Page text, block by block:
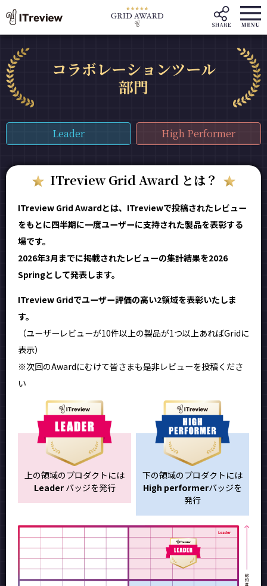
コラボレーションツール
部門
Leader High Performer
ITreview Grid Award とは？
ITreview Grid Awardとは、ITreviewで投稿されたレビュー
をもとに四半期に一度ユーザーに支持された製品を表彰する
場です。
2026年3月までに掲載されたレビューの集計結果を2026
Springとして発表します。
ITreview Gridでユーザー評価の高い2領域を表彰いたしま
す。
（ユーザーレビューが10件以上の製品が1つ以上あればGridに
表示）
※次回のAwardにむけて皆さまも是非レビューを投稿くださ
い
上の領域のプロダクトには
Leaderバッジを発行
下の領域のプロダクトには
High performerバッジを
発行